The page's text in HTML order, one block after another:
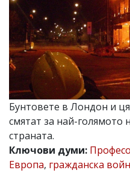
v.vasilev@flagman.bg
Катя
Касабова,
еmail:k.kassabova@flagman.bg
Главен
редактор:
Колев,
email:
office@flagman.bg
Коментарите
под
статиите
се
Бунтовете в Лондон и
смятат за най-голямото
страната.
Ключови думи:
Европа, гражданска